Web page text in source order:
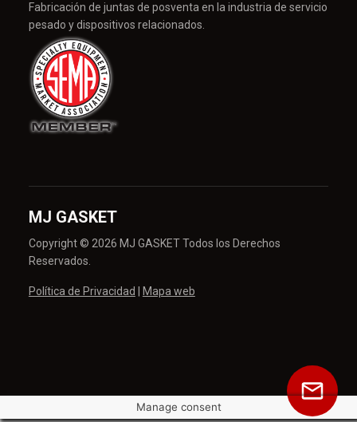
Fabricación de juntas de posventa en la industria de servicio
pesado y dispositivos relacionados.
MJ GASKET
Copyright © 2026 MJ GASKET Todos los Derechos
Reservados.
Política de Privacidad Mapa web
Manage consent